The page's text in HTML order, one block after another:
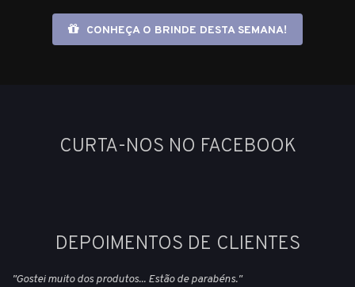
CONHEÇA O BRINDE DESTA SEMANA!
CURTA-NOS NO FACEBOOK
DEPOIMENTOS DE CLIENTES
"Gostei muito dos produtos... Estão de parabéns."